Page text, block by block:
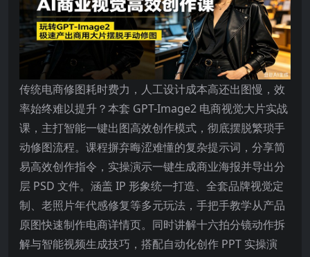
传统电商修图耗时费力，人工设计成本高还出图慢，效
率始终难以提升？本套 GPT-Image2 电商视觉大片实战
课，主打智能一键出图高效创作模式，彻底摆脱繁琐手
动修图流程。课程摒弃晦涩难懂的复杂提示词，分享简
易高效创作指令，实操演示一键生成商业海报并导出分
层 PSD 文件。涵盖 IP 形象统一打造、全套品牌视觉定
制、老照片年代感修复等多元玩法，手把手教学从产品
原图快速制作电商详情页。同时讲解十六拍分镜动作拆
解与智能视频生成技巧，搭配自动化创作 PPT 实操演